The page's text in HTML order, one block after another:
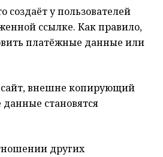
у пользователей
ссылке. Как правило,
платёжные данные или
сайт, внешне копирующий
становятся
других